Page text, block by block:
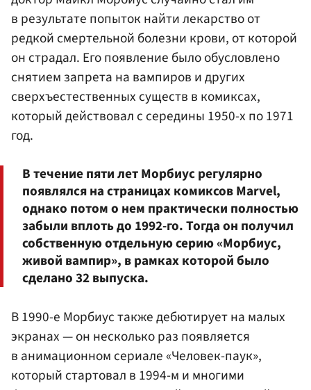
в результате попыток найти лекарство от
редкой смертельной болезни крови, от которой
он страдал. Его появление было обусловлено
снятием запрета на вампиров и других
сверхъестественных существ в комиксах,
который действовал с середины 1950-х по 1971
год.
В течение пяти лет Морбиус регулярно
появлялся на страницах комиксов Marvel,
однако потом о нем практически полностью
забыли вплоть до 1992-го. Тогда он получил
собственную отдельную серию «Морбиус,
живой вампир», в рамках которой было
сделано 32 выпуска.
В 1990-е Морбиус также дебютирует на малых
экранах — он несколько раз появляется
в анимационном сериале «Человек-паук»,
который стартовал в 1994-м и многими